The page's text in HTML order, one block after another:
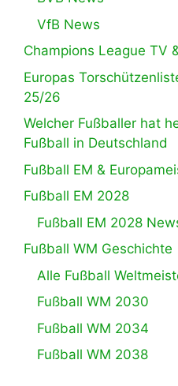
VfB News
Champions League TV
Europas
25/26
Welcher Fußballer hat
Fußball in Deutschland
Fußball EM &
Fußball EM 2028
Fußball EM 2028
Fußball WM Geschichte
Alle Fußball
Fußball WM 2030
Fußball WM 2034
Fußball WM 2038